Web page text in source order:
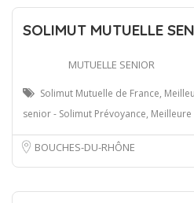
SOLIMUT MUTUELLE
MUTUELLE SENIOR
Solimut Mutuelle de France,
senior - Solimut Prévoyance, Meilleure
BOUCHES-DU-RHÔNE